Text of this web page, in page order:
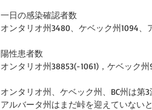
一日の感染確認者数
オンタリオ州3480、ケベック州1094、
陽性患者数
オンタリオ州38853(-1061)，ケベック
オンタリオ州、ケベック州、BC州は第
アルバータ州はまだ峠を迎えていない